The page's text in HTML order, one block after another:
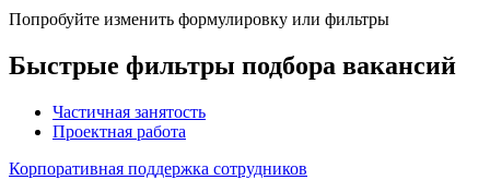
Попробуйте изменить формулировку или фильтры
Быстрые фильтры подбора вакансий
Частичная занятость
Проектная работа
Корпоративная поддержка сотрудников